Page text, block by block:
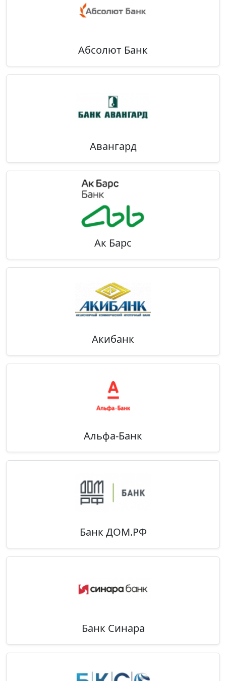
Абсолют Банк
Авангард
Ак Барс
Акибанк
Альфа-Банк
Банк ДОМ.РФ
Банк Синара